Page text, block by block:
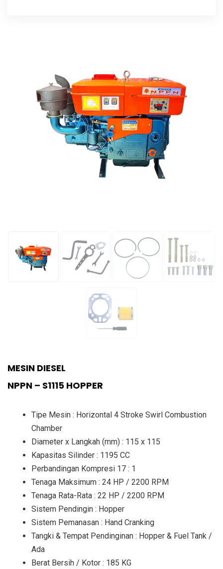
MESIN DIESEL
NPPN – S1115 HOPPER
Tipe Mesin : Horizontal 4 Stroke Swirl Combustion
Chamber
Diameter x Langkah (mm) : 115 x 115
Kapasitas Silinder : 1195 CC
Perbandingan Kompresi 17 : 1
Tenaga Maksimum : 24 HP / 2200 RPM
Tenaga Rata-Rata : 22 HP / 2200 RPM
Sistem Pendingin : Hopper
Sistem Pemanasan : Hand Cranking
Tangki & Tempat Pendinginan : Hopper & Fuel Tank /
Ada
Berat Bersih / Kotor : 185 KG